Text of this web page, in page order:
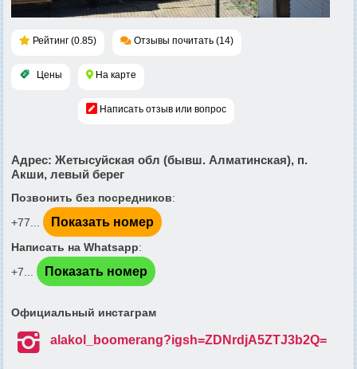
Рейтинг (0.85) Отзывы почитать (14)
Цены На карте
Написать отзыв или вопрос
Адрес: Жетысуйская обл (бывш. Алматинская), п.
Акши, левый берег
Позвонить без посредников:
+77...
Показать номер
Написать на Whatsapp:
‪+7...
Показать номер
Официальный инстаграм
 alakol_boomerang?igsh=ZDNrdjA5ZTJ3b2Q=